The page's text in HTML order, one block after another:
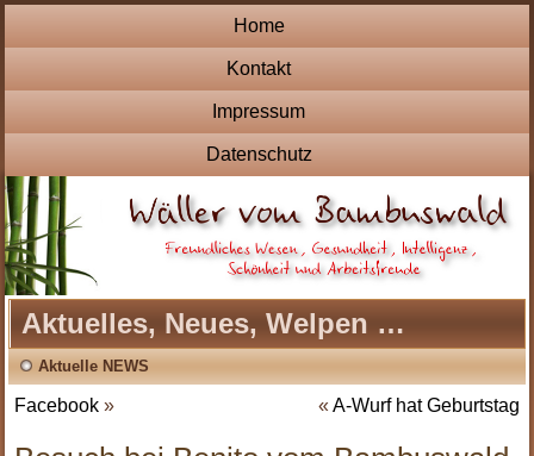
Home
Kontakt
Impressum
Datenschutz
Aktuelles, Neues, Welpen …
Aktuelle NEWS
Facebook » « A-Wurf hat Geburtstag